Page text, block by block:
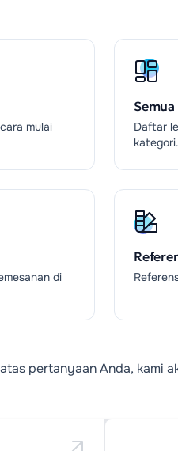
mulai
Daftar
kategori.
di
pertanyaan Anda, kami